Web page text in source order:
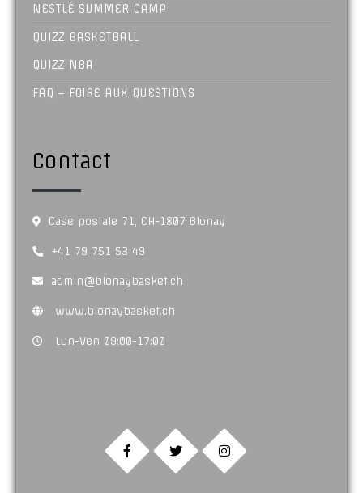
NESTLÉ SUMMER CAMP
QUIZZ BASKETBALL
QUIZZ NBA
FAQ – FOIRE AUX QUESTIONS
Contact
Case postale 71, CH-1807 Blonay
+41 79 751 53 49
admin@blonaybasket.ch
www.blonaybasket.ch
Lun-Ven 09:00-17:00